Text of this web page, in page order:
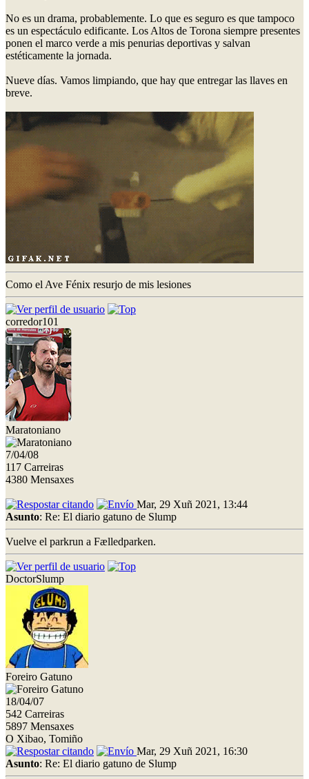
No es un drama, probablemente. Lo que es seguro es que tampoco
es un espectáculo edificante. Los Altos de Torona siempre presentes
ponen el marco verde a mis penurias deportivas y salvan
estéticamente la jornada.
Nueve días. Vamos limpiando, que hay que entregar las llaves en
breve.
Como el Ave Fénix resurjo de mis lesiones
corredor101
Maratoniano
7/04/08
117 Carreiras
4380 Mensaxes
Mar, 29 Xuñ 2021, 13:44
Asunto: Re: El diario gatuno de Slump
Vuelve el parkrun a Fælledparken.
DoctorSlump
Foreiro Gatuno
18/04/07
542 Carreiras
5897 Mensaxes
O Xibao, Tomiño
Mar, 29 Xuñ 2021, 16:30
Asunto: Re: El diario gatuno de Slump